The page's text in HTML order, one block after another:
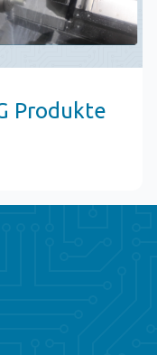
Produkte